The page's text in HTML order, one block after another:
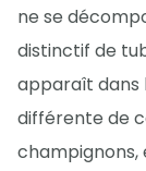
ne se
distinctif de
apparaît dans
différente de
champignons,